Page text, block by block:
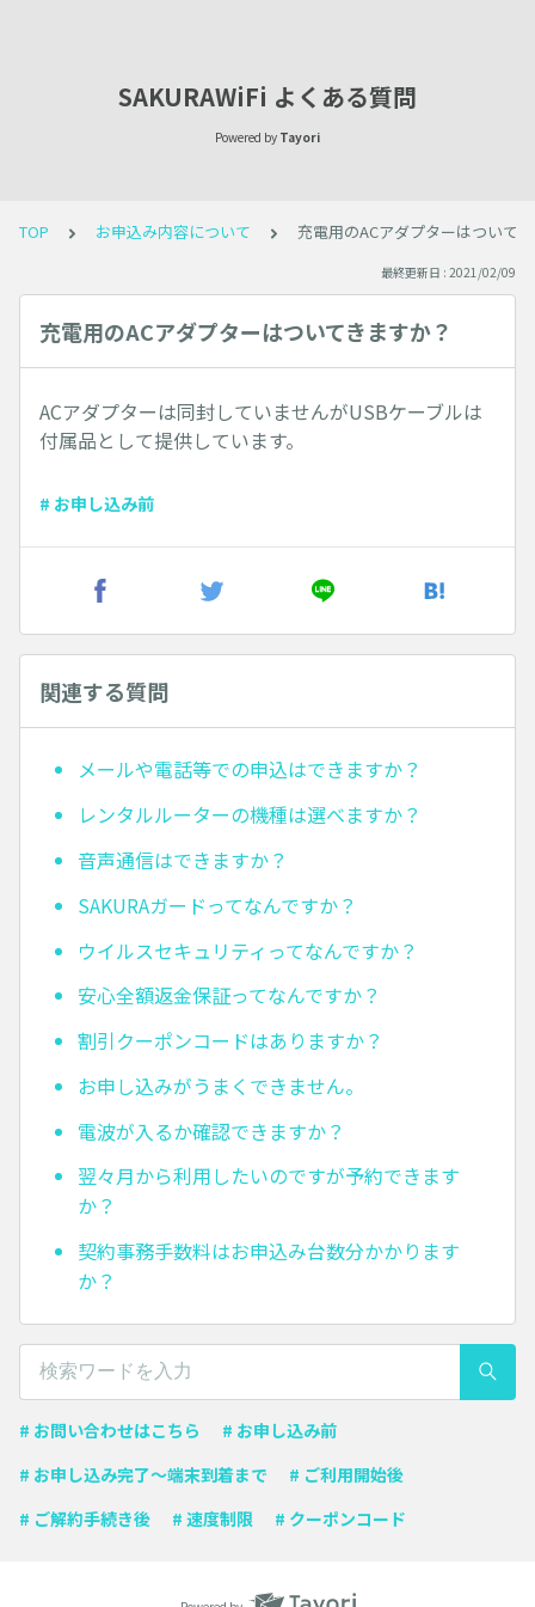
SAKURAWiFi よくある質問
Powered by Tayori
TOP お申込み内容について 充電用のACアダプターはついて
最終更新日 : 2021/02/09
充電用のACアダプターはついてきますか？
ACアダプターは同封していませんがUSBケーブルは
付属品として提供しています。
# お申し込み前
関連する質問
メールや電話等での申込はできますか？
レンタルルーターの機種は選べますか？
音声通信はできますか？
SAKURAガードってなんですか？
ウイルスセキュリティってなんですか？
安心全額返金保証ってなんですか？
割引クーポンコードはありますか？
お申し込みがうまくできません。
電波が入るか確認できますか？
翌々月から利用したいのですが予約できます
か？
契約事務手数料はお申込み台数分かかります
か？
# お問い合わせはこちら
# お申し込み前
# お申し込み完了〜端末到着まで
# ご利用開始後
# ご解約手続き後
# 速度制限 # クーポンコード